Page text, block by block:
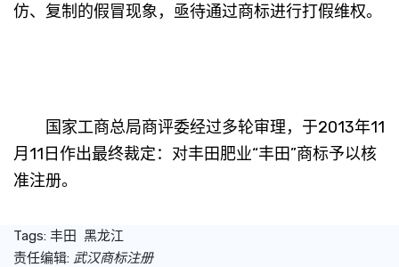
仿、复制的假冒现象，亟待通过商标进行打假维权。
国家工商总局商评委经过多轮审理，于2013年11
月11日作出最终裁定：对丰田肥业“丰田”商标予以核
准注册。
Tags: 丰田 黑龙江
责任编辑: 武汉商标注册